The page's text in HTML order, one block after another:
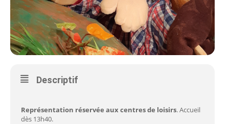
Descriptif
Représentation réservée aux centres de loisirs. Accueil
dès 13h40.